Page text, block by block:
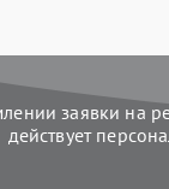
заявки на
действует